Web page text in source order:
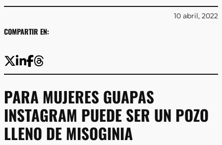
COMPARTIR EN:
10 abril, 2022
PARA MUJERES GUAPAS
INSTAGRAM PUEDE SER UN POZO
LLENO DE MISOGINIA